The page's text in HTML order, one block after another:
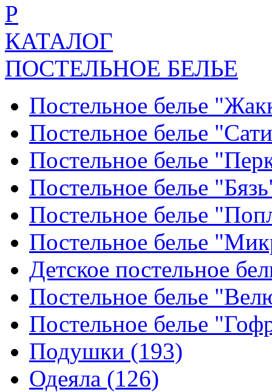
Р
КАТАЛОГ
ПОСТЕЛЬНОЕ БЕЛЬЕ
Постельное белье
Постельное белье
Постельное белье
Постельное белье
Постельное белье
Постельное белье
Детское постельное
Постельное белье
Постельное белье
Подушки (193)
Одеяла (126)